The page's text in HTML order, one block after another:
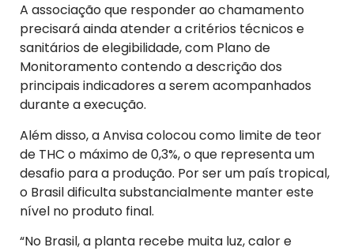
A associação que responder ao chamamento
precisará ainda atender a critérios técnicos e
sanitários de elegibilidade, com Plano de
Monitoramento contendo a descrição dos
principais indicadores a serem acompanhados
durante a execução.
Além disso, a Anvisa colocou como limite de teor
de THC o máximo de 0,3%, o que representa um
desafio para a produção. Por ser um país tropical,
o Brasil dificulta substancialmente manter este
nível no produto final.
“No Brasil, a planta recebe muita luz, calor e